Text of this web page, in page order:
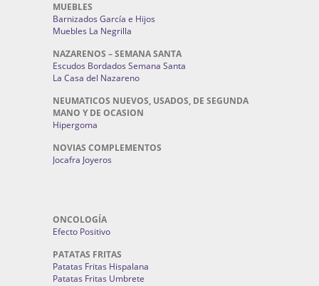
MUEBLES
Barnizados García e Hijos
Muebles La Negrilla
NAZARENOS – SEMANA SANTA
Escudos Bordados Semana Santa
La Casa del Nazareno
NEUMATICOS NUEVOS, USADOS, DE SEGUNDA
MANO Y DE OCASION
Hipergoma
NOVIAS COMPLEMENTOS
Jocafra Joyeros
ONCOLOGÍA
Efecto Positivo
PATATAS FRITAS
Patatas Fritas Hispalana
Patatas Fritas Umbrete